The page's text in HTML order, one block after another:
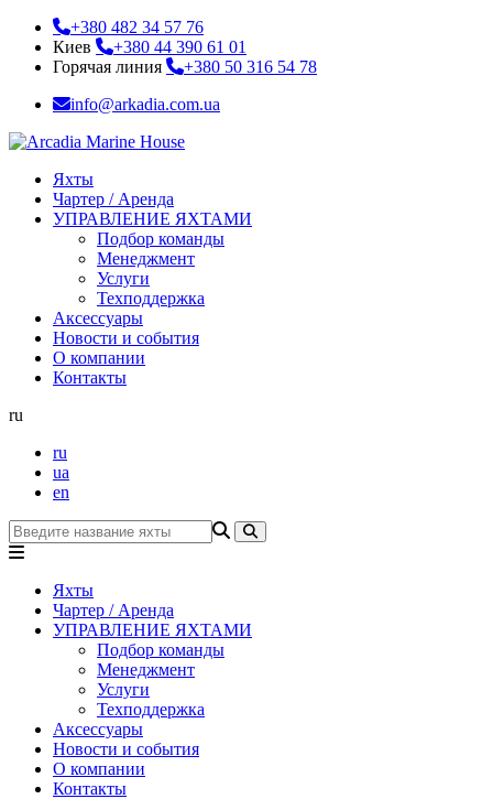
+380 482 34 57 76
Киев
+380 44 390 61 01
Горячая линия
+380 50 316 54 78
info@arkadia.com.ua
Яхты
Чартер / Аренда
УПРАВЛЕНИЕ ЯХТАМИ
Подбор команды
Менеджмент
Услуги
Техподдержка
Аксессуары
Новости и события
О компании
Контакты
ru
ru
ua
en
Яхты
Чартер / Аренда
УПРАВЛЕНИЕ ЯХТАМИ
Подбор команды
Менеджмент
Услуги
Техподдержка
Аксессуары
Новости и события
О компании
Контакты